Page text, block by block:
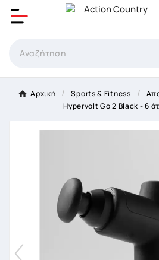
Αρχική Sports & Fitness
Hypervolt Go 2 Black - 6
Δημιουργία λίστα
Όνομα Λίστα επιθυμιτών
Ακύρωση Δημιουργία